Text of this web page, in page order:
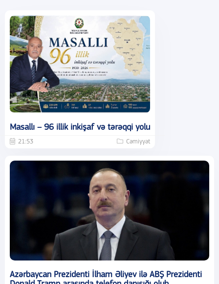
Masallı – 96 illik inkişaf və tərəqqi yolu
21:53 Cəmiyyət
Azərbaycan Prezidenti İlham Əliyev ilə ABŞ Prezidenti